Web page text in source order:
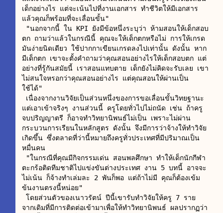
เด็กอย่างไร แต่จะเน้นไปที่งานเอกสาร ทำชีวิตให้มีเอกสาร
แล้วคุณก็พร้อมที่จะเลื่อนขั้น"
ตก ถามว่าแล้วในกรณีนี้ คุณจะให้เด็กตกหรือไม่ การให้เกรด
มันง่ายนิดเดียว ใช้ปากกาเขียนเกรดลงไปเท่านั้น ดังนั้น หาก
มีเด็กตก เขาจะตั้งคำถามว่าคุณสอนอย่างไรให้เด็กสอบตก แต่
อย่างที่รู้กันสมัยนี้ เราสอนแทบตาย เด็กยังไม่คิดจะรับเลย เขา
ไม่สนใจหรอกว่าคุณสอนอย่างไร แต่คุณสอนให้ผ่านเป็น
ใช้ได้"
แต่เอาเข้าจริงๆ งานส่วนนี้ ครูโดยทั่วไปไม่ถนัด เช่น ถ้าครู
จบปริญญาตรี ก็อาจทำวิทยานิพนธ์ไม่เป็น เพราะไม่ผ่าน
กระบวนการเรียนในหลักสูตร ดังนั้น จึงมีการว่าจ้างให้ทำวิจัย
เกิดขึ้น ซึ่งตลาดที่ว่านี้หมายถึงครูทั่วประเทศที่มีปริมาณเป็น
หมื่นคน
ตะกร้อติดทีมชาติไปแข่งขันต่างประเทศ งาน 5 บทนี้ อาจจะ
ไม่เน้น ก็จ้างทำเล่มละ 2 พันก็พอ แต่ถ้าไม่มี คุณก็ต้องเข้ม
ข้นงานตรงนี้หน่อย"
จากเดิมที่มีการติดต่อเข้ามาเพื่อให้ทำวิทยานิพนธ์ ผลปรากฏว่า